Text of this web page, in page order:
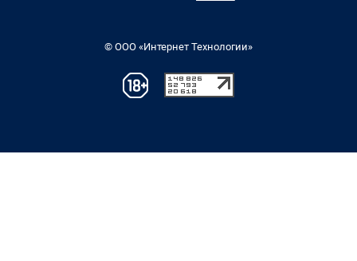
© ООО «Интернет Технологии»